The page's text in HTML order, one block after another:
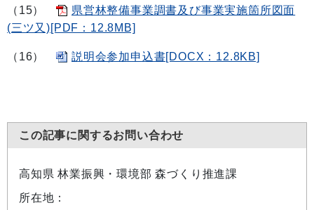
（15）
県営林整備事業調書及び事業実施箇所図面
(三ツ又)[PDF：12.8MB]
（16） 説明会参加申込書[DOCX：12.8KB]
この記事に関するお問い合わせ
高知県 林業振興・環境部 森づくり推進課
所在地：